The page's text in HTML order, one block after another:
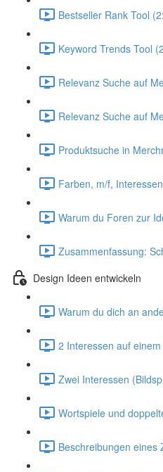
Bestseller Rank Tool
Keyword Trends Tool
Relevanz Suche auf
Relevanz Suche auf
Produktsuche in
Farben, m/f,
Warum du Foren zur
Zusammenfassung:
Design Ideen entwickeln
Warum du dich an
2 Interessen auf
Zwei Interessen
Wortspiele und
Beschreibungen eines